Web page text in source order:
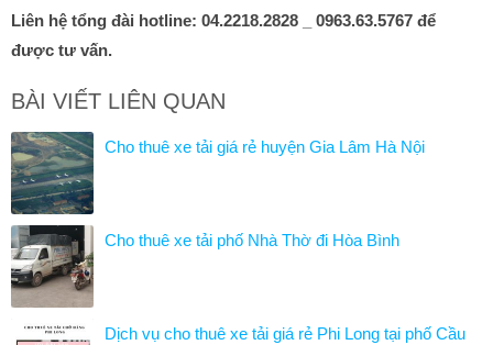
Liên hệ tổng đài hotline: 04.2218.2828 _ 0963.63.5767 để
được tư vấn.
BÀI VIẾT LIÊN QUAN
Cho thuê xe tải giá rẻ huyện Gia Lâm Hà Nội
Cho thuê xe tải phố Nhà Thờ đi Hòa Bình
Dịch vụ cho thuê xe tải giá rẻ Phi Long tại phố Cầu